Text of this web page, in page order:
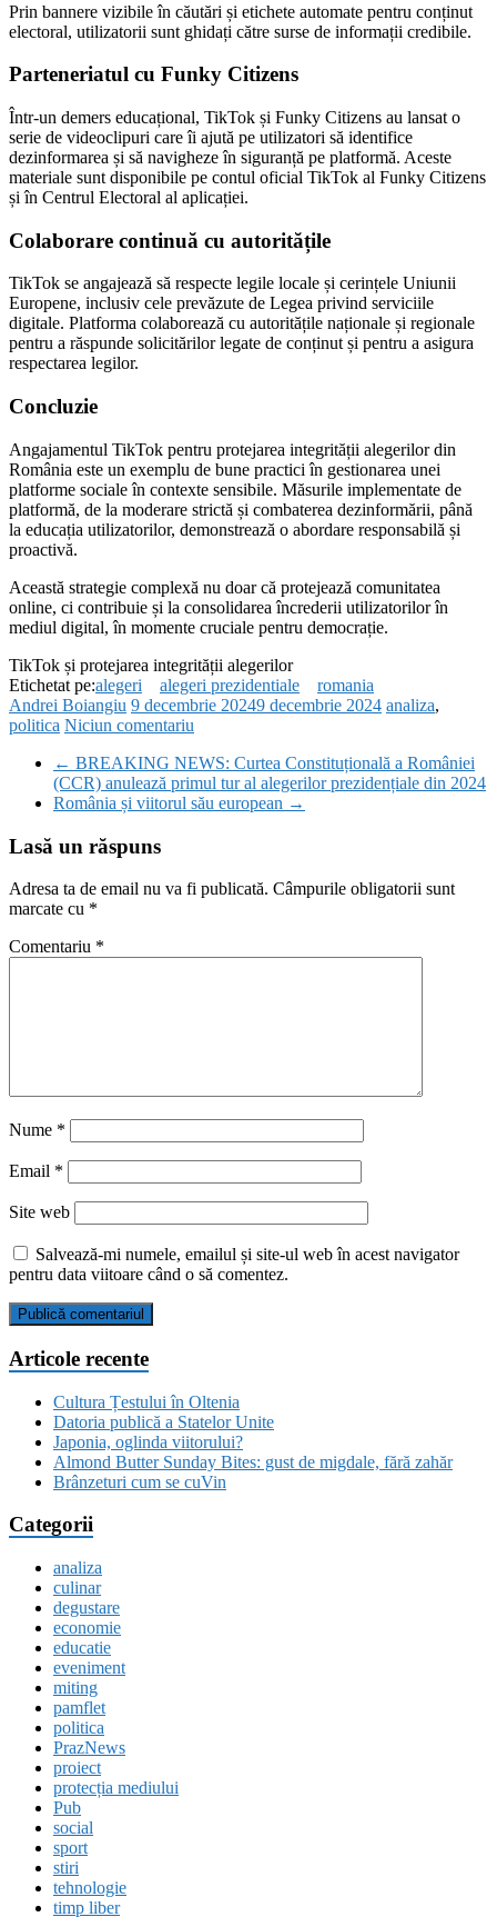
Prin bannere vizibile în căutări și etichete automate pentru conținut
electoral, utilizatorii sunt ghidați către surse de informații credibile.
Parteneriatul cu Funky Citizens
Într-un demers educațional, TikTok și Funky Citizens au lansat o
serie de videoclipuri care îi ajută pe utilizatori să identifice
dezinformarea și să navigheze în siguranță pe platformă. Aceste
materiale sunt disponibile pe contul oficial TikTok al Funky Citizens
și în Centrul Electoral al aplicației.
Colaborare continuă cu autoritățile
TikTok se angajează să respecte legile locale și cerințele Uniunii
Europene, inclusiv cele prevăzute de Legea privind serviciile
digitale. Platforma colaborează cu autoritățile naționale și regionale
pentru a răspunde solicitărilor legate de conținut și pentru a asigura
respectarea legilor.
Concluzie
Angajamentul TikTok pentru protejarea integrității alegerilor din
România este un exemplu de bune practici în gestionarea unei
platforme sociale în contexte sensibile. Măsurile implementate de
platformă, de la moderare strictă și combaterea dezinformării, până
la educația utilizatorilor, demonstrează o abordare responsabilă și
proactivă.
Această strategie complexă nu doar că protejează comunitatea
online, ci contribuie și la consolidarea încrederii utilizatorilor în
mediul digital, în momente cruciale pentru democrație.
TikTok și protejarea integrității alegerilor
Etichetat pe:alegeri alegeri prezidentiale
romania
Andrei Boiangiu 9 decembrie 20249 decembrie 2024 analiza,
politica Niciun comentariu
← BREAKING NEWS: Curtea Constituțională a României
(CCR) anulează primul tur al alegerilor prezidențiale din 2024
România și viitorul său european →
Lasă un răspuns
Adresa ta de email nu va fi publicată. Câmpurile obligatorii sunt
marcate cu *
Comentariu *
Nume *
Email *
Site web
Salvează-mi numele, emailul și site-ul web în acest navigator
pentru data viitoare când o să comentez.
Articole recente
Cultura Țestului în Oltenia
Datoria publică a Statelor Unite
Japonia, oglinda viitorului?
Almond Butter Sunday Bites: gust de migdale, fără zahăr
Brânzeturi cum se cuVin
Categorii
analiza
culinar
degustare
economie
educatie
eveniment
miting
pamflet
politica
PrazNews
proiect
protecția mediului
Pub
social
sport
stiri
tehnologie
timp liber